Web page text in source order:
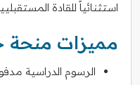
استثنائياً للقادة
مميزات منحة
الرسوم الدراسية